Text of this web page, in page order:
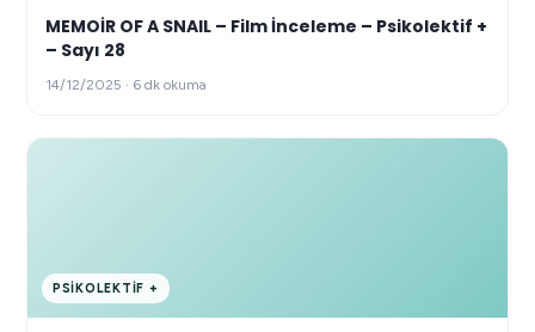
MEMOİR OF A SNAIL – Film İnceleme – Psikolektif +
– Sayı 28
14/12/2025 · 6 dk okuma
PSIKOLEKTIF +